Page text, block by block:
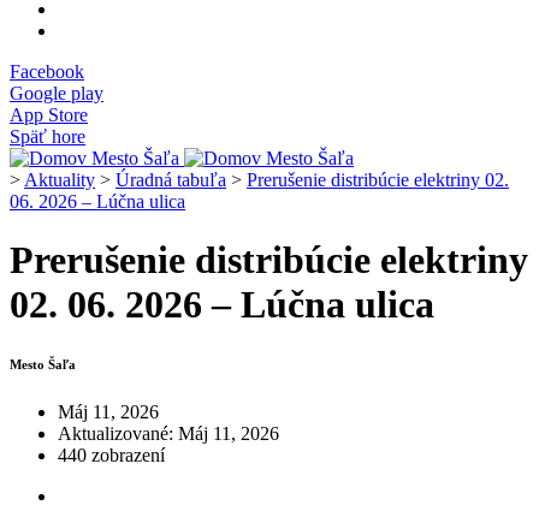
Facebook
Google play
App Store
Späť hore
> Aktuality > Úradná tabuľa > Prerušenie distribúcie elektriny 02.
06. 2026 – Lúčna ulica
Prerušenie distribúcie elektriny
02. 06. 2026 – Lúčna ulica
Mesto Šaľa
Máj 11, 2026
Aktualizované: Máj 11, 2026
440 zobrazení